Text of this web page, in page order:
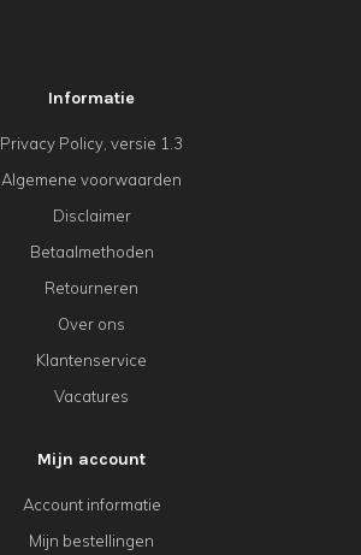
Informatie
Privacy Policy, versie 1.3
Algemene voorwaarden
Disclaimer
Betaalmethoden
Retourneren
Over ons
Klantenservice
Vacatures
Mijn account
Account informatie
Mijn bestellingen